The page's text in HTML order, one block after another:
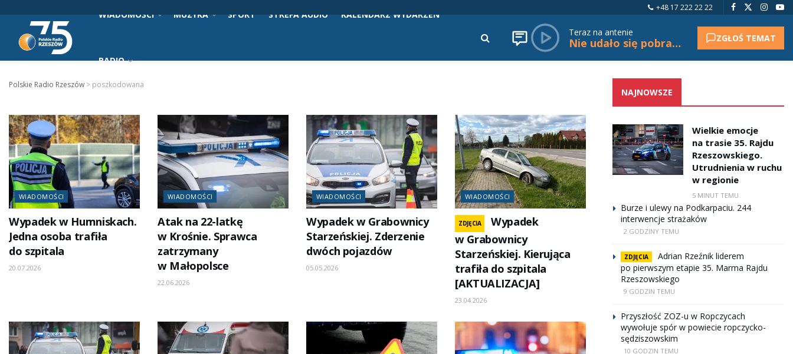
+48 17 222 22 22
WIADOMOŚCI MUZYKA SPORT STREFA AUDIO KALENDARZ WYDARZEŃ
RADIO
Teraz na antenie
Nie udało się pobrać tytułu. ZGŁOŚ TEMAT
Polskie Radio Rzeszów > poszkodowana
WIADOMOŚCI
Wypadek w Humniskach.
Jedna osoba trafiła
do szpitala
20.07.2026
WIADOMOŚCI
Atak na 22-latkę
w Krośnie. Sprawca
zatrzymany
w Małopolsce
22.06.2026
WIADOMOŚCI
Wypadek w Grabownicy
Starzeńskiej. Zderzenie
dwóch pojazdów
05.05.2026
WIADOMOŚCI
ZDJĘCIA
Wypadek
w Grabownicy
Starzeńskiej. Kierująca
trafiła do szpitala
[AKTUALIZACJA]
23.04.2026
NAJNOWSZE
Wielkie emocje
na trasie 35. Rajdu
Rzeszowskiego.
Utrudnienia w ruchu
w regionie
5 MINUT TEMU
Burze i ulewy na Podkarpaciu. 244
interwencje strażaków
2 GODZINY TEMU
ZDJĘCIA
Adrian Rzeźnik liderem
po pierwszym etapie 35. Marma Rajdu
Rzeszowskiego
9 GODZIN TEMU
Przyszłość ZOZ-u w Ropczycach
wywołuje spór w powiecie ropczycko-
sędziszowskim
10 GODZIN TEMU